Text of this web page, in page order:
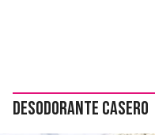
Desodorante casero